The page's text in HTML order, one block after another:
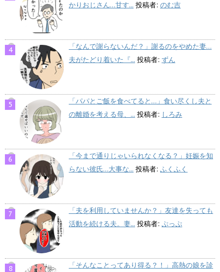
かりおじさん…甘す... 投稿者: のむ吉
「なんで謝らないんだ？」謝るのをやめた妻…
夫がたどり着いた『... 投稿者: ずん
「パパとご飯を食べてると…」食い尽くし夫と
の離婚を考える母、... 投稿者: しろみ
「今まで通りじゃいられなくなる？」妊娠を知
らない彼氏…大事な... 投稿者: ふくふく
「夫を利用していませんか？」友達を失っても
活動を続ける夫。妻... 投稿者: ぷっぷ
「そんなことってあり得る？！」高熱の娘を診